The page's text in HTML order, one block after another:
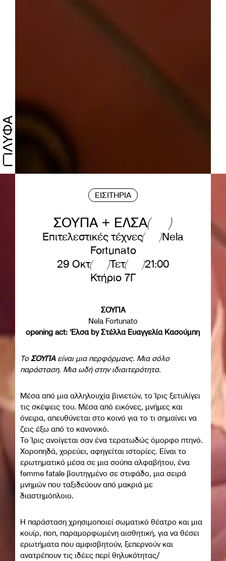
ΕΙΣΙΤΗΡΙΑ
ΣΟΥΠΑ + ΕΛΣΑ
Επιτελεστικές τέχνες
Nela
Fortunato
29 Οκτ
Τετ
21:00
Κτήριο 7Γ
ΣΟΥΠΑ
Nela Fortunato
opening act: ‘Ελσα byΣτέλλα Ευαγγελία Κασούμπη
ΤοΣΟΥΠΑ είναι μια περφόρμανς. Μια σόλο
παράσταση. Μια ωδή στην ιδιαιτερότητα.
Μέσα από μια αλληλουχία βινιετών, το Ίρις ξετυλίγει
τις σκέψεις του. Μέσα από εικόνες, μνήμες και
όνειρα, απευθύνεται στο κοινό για το τι σημαίνει να
ζεις έξω από το κανονικό.
Το Ίρις ανοίγεται σαν ένα τερατωδώς όμορφο πτηνό.
Χοροπηδά, χορεύει, αφηγείται ιστορίες. Είναι το
ερωτηματικό μέσα σε μια σούπα αλφαβήτου, ένα
femme fatale βουτηγμένο σε στιφάδο, μια σειρά
μνημών που ταξιδεύουν από μακριά με
διαστημόπλοιο.
Η παράσταση χρησιμοποιεί σωματικό θέατρο και μια
κουίρ, ποπ, παραμορφωμένη αισθητική, για να θέσει
ερωτήματα που αμφισβητούν, ξεπερνούν και
ανατρέπουν τις ιδέες περί θηλυκότητας/